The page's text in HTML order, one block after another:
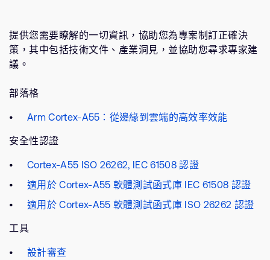
提供您需要瞭解的一切資訊，協助您為專案制訂正確決
策，其中包括技術文件、產業洞見，並協助您尋求專家建
議。
部落格
Arm Cortex-A55：從邊緣到雲端的高效率效能
安全性認證
Cortex-A55 ISO 26262, IEC 61508 認證
適用於 Cortex-A55 軟體測試函式庫 IEC 61508 認證
適用於 Cortex-A55 軟體測試函式庫 ISO 26262 認證
工具
設計審查